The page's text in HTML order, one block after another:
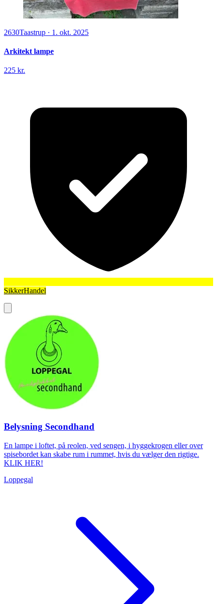
2630Taastrup · 1. okt. 2025
Arkitekt lampe
225 kr.
SikkerHandel
Belysning Secondhand
En lampe i loftet, på reolen, ved sengen, i hyggekrogen eller over
spisebordet kan skabe rum i rummet, hvis du vælger den rigtige.
KLIK HER!
Loppegal